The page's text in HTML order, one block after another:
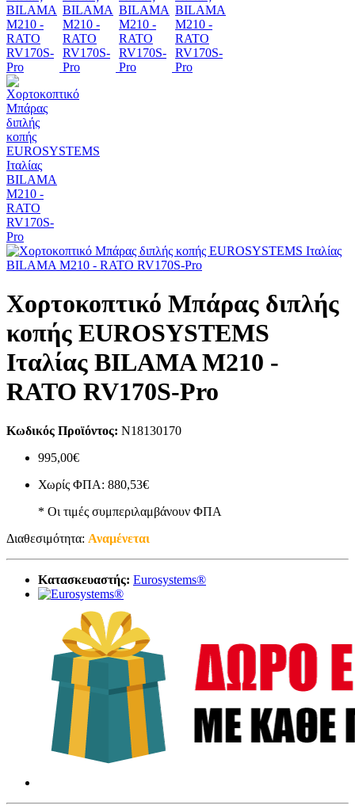
Χορτοκοπτικό Μπάρας διπλής
κοπής EUROSYSTEMS
Ιταλίας BILAMA M210 -
RATO RV170S-Pro
Κωδικός Προϊόντος: N18130170
995,00€
Χωρίς ΦΠΑ: 880,53€
* Οι τιμές συμπεριλαμβάνουν ΦΠΑ
Διαθεσιμότητα: Αναμένεται
Κατασκευαστής: Eurosystems®